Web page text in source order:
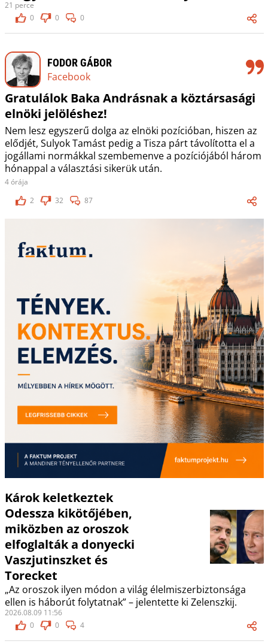
21 perce
0
0 0
FODOR GÁBOR
Facebook
Gratulálok Baka Andrásnak a köztársasági
elnöki jelöléshez!
Nem lesz egyszerű dolga az elnöki pozícióban, hiszen az
elődjét, Sulyok Tamást pedig a Tisza párt távolította el a
jogállami normákkal szembemenve a pozíciójából három
hónappal a választási sikerük után.
4 órája
2
32 87
Károk keletkeztek
Odessza kikötőjében,
miközben az oroszok
elfoglalták a donyecki
Vaszjutinszket és
Torecket
„Az oroszok ilyen módon a világ élelmiszerbiztonsága
ellen is háborút folytatnak” – jelentette ki Zelenszkij.
2026.08.09 11:56
0
0 4